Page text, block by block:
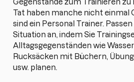
Tat haben manche nicht einmal
sind ein Personal Trainer. Passen
Situation an, indem Sie
Alltagsgegenständen wie
Rucksäcken mit Büchern,
usw. planen.